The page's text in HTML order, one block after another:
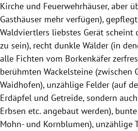
Kirche und Feuerwehrhäuser, aber
Gasthäuser mehr verfügen),
Waldviertlers liebstes Gerät scheint
zu sein), recht dunkle Wälder (in
alle Fichten vom Borkenkäfer
berühmten Wackelsteine (zwischen
Waidhofen), unzählige Felder (auf
Erdäpfel und Getreide, sondern
Erbsen etc. angebaut werden),
Mohn- und Kornblumen), unzählige